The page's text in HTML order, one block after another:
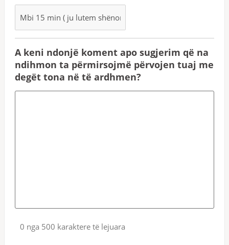
A keni ndonjë koment apo sugjerim që na
ndihmon ta përmirsojmë përvojen tuaj me
degët tona në të ardhmen?
0 nga 500 karaktere të lejuara